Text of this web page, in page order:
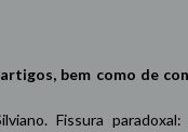
bem como de
Fissura